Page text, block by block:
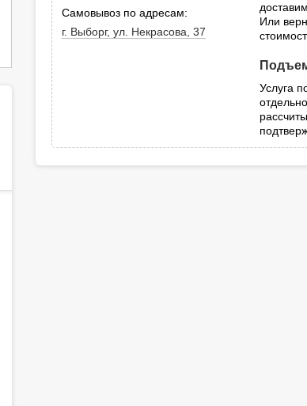
Самовывоз по адресам:
г. Выборг, ул. Некрасова, 37
Или
Услуга